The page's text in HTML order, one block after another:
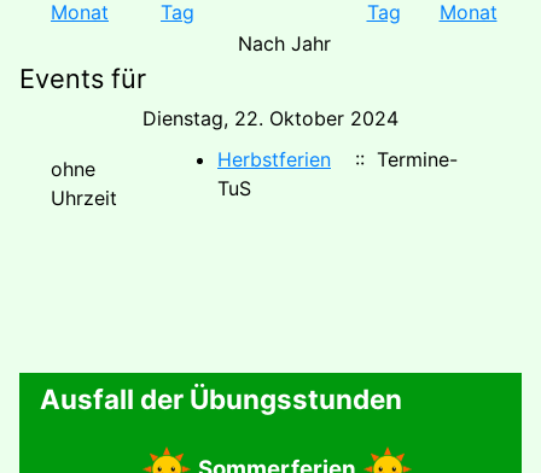
Nach Jahr
Events für
Dienstag, 22. Oktober 2024
ohne
Uhrzeit
Herbstferien
:: Termine-
TuS
Ausfall der Übungsstunden